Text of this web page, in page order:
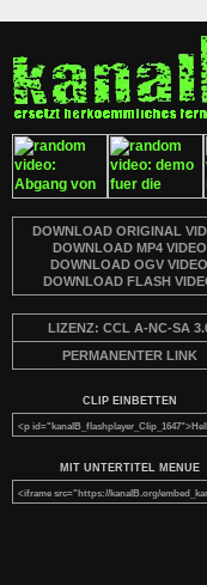
DOWNLOAD ORIGINAL
DOWNLOAD MP4 VIDEO
DOWNLOAD OGV VIDEO
DOWNLOAD FLASH
LIZENZ: CCL A-NC-SA
PERMANENTER LINK
CLIP EINBETTEN
MIT UNTERTITEL MENUE